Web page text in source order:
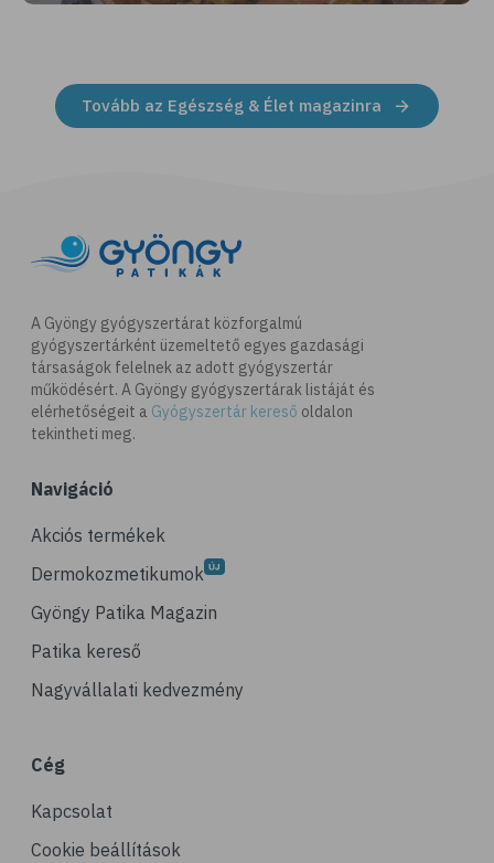
Tovább az Egészség & Élet magazinra
A Gyöngy gyógyszertárat közforgalmú
gyógyszertárként üzemeltető egyes gazdasági
társaságok felelnek az adott gyógyszertár
működésért. A Gyöngy gyógyszertárak listáját és
elérhetőségeit a Gyógyszertár kereső oldalon
tekintheti meg.
Navigáció
Akciós termékek
Dermokozmetikumok
Gyöngy Patika Magazin
Patika kereső
Nagyvállalati kedvezmény
Cég
Kapcsolat
Cookie beállítások